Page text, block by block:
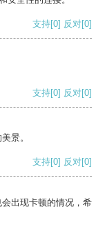
支持[0] 反对[0]
支持[0] 反对[0]
景。
支持[0] 反对[0]
出现卡顿的情况，希